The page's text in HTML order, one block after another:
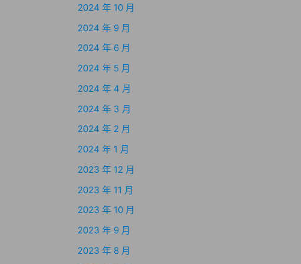
2024 年 10 月
2024 年 9 月
2024 年 6 月
2024 年 5 月
2024 年 4 月
2024 年 3 月
2024 年 2 月
2024 年 1 月
2023 年 12 月
2023 年 11 月
2023 年 10 月
2023 年 9 月
2023 年 8 月